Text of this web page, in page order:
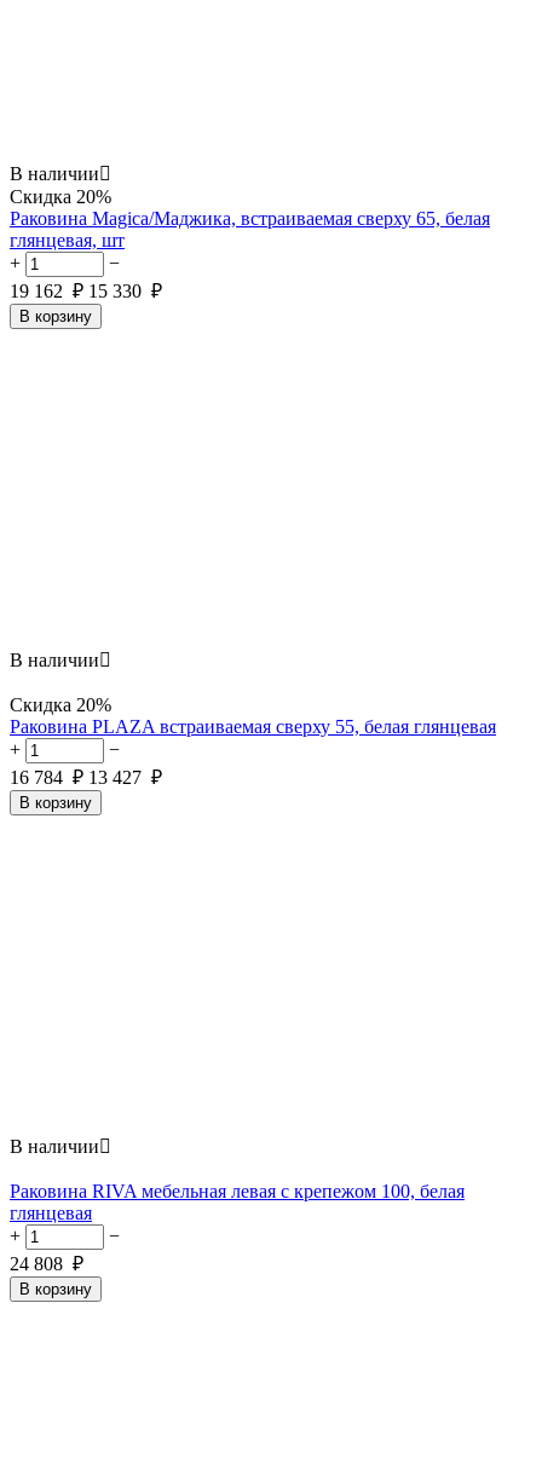
В наличии
Скидка 20%
Раковина Magica/Маджика, встраиваемая сверху 65, белая
глянцевая, шт
+
−
19 162 ₽ 15 330 ₽
В корзину
В наличии
Скидка 20%
Раковина PLAZA встраиваемая сверху 55, белая глянцевая
+
−
16 784 ₽ 13 427 ₽
В корзину
В наличии
Раковина RIVA мебельная левая с крепежом 100, белая
глянцевая
+
−
24 808 ₽
В корзину